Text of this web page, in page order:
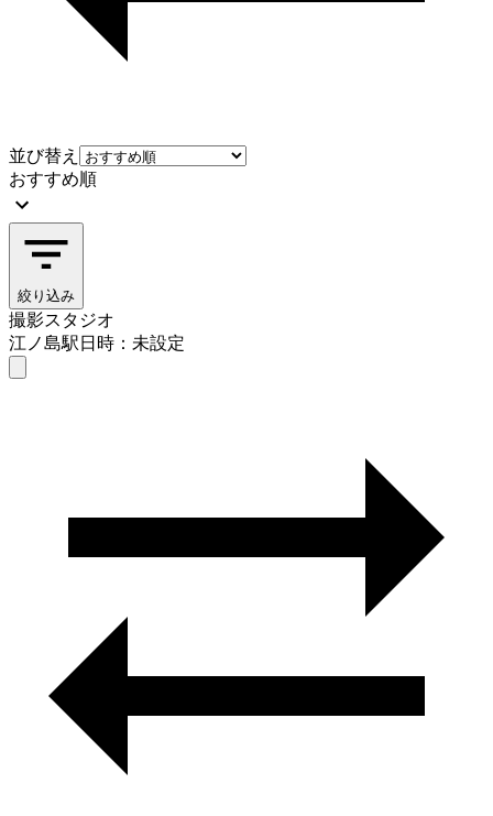
並び替え
おすすめ順
絞り込み
撮影スタジオ
江ノ島駅日時：未設定